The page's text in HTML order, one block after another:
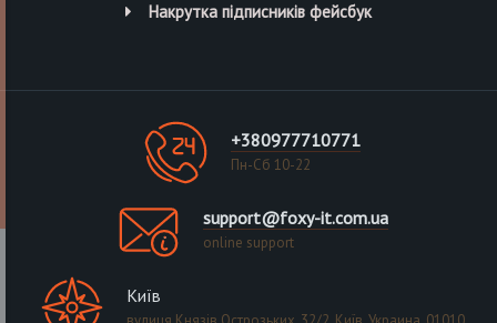
Накрутка підписників фейсбук
+380977710771
Пн-Сб 10-22
support@foxy-it.com.ua
online support
Київ